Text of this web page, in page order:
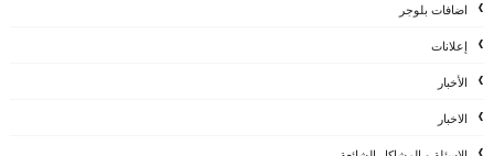
اضافات بلوجر
إعلانات
الأخبار
الاخبار